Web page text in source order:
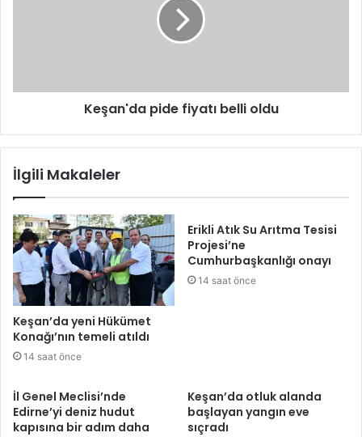
Keşan'da pide fiyatı belli oldu
İlgili Makaleler
Keşan’da yeni Hükümet
Konağı’nın temeli atıldı
14 saat önce
Erikli Atık Su Arıtma Tesisi
Projesi’ne
Cumhurbaşkanlığı onayı
14 saat önce
İl Genel Meclisi’nde
Edirne’yi deniz hudut
kapısına bir adım daha
Keşan’da otluk alanda
başlayan yangın eve
sıçradı